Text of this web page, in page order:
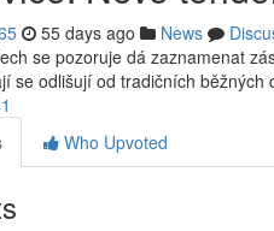
55 days ago News
se pozoruje dá zaznamenat
se odlišují od tradičních běžných
Who Upvoted